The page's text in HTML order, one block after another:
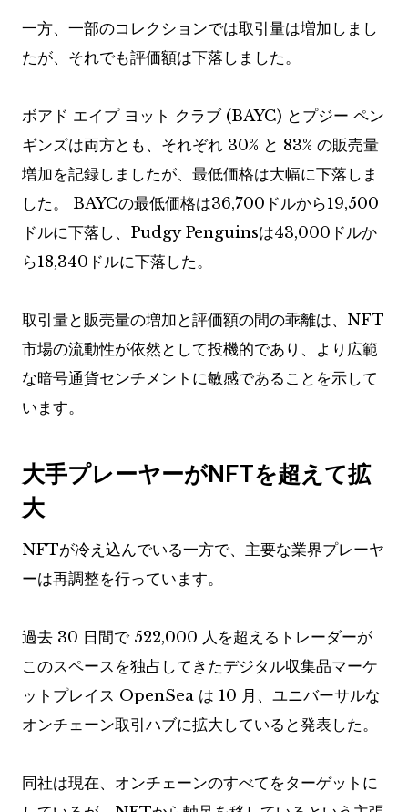
一方、一部のコレクションでは取引量は増加しまし
たが、それでも評価額は下落しました。
ボアド エイプ ヨット クラブ (BAYC) とプジー ペン
ギンズは両方とも、それぞれ 30% と 83% の販売量
増加を記録しましたが、最低価格は大幅に下落しま
した。 BAYCの最低価格は36,700ドルから19,500
ドルに下落し、Pudgy Penguinsは43,000ドルか
ら18,340ドルに下落した。
取引量と販売量の増加と評価額の間の乖離は、NFT
市場の流動性が依然として投機的であり、より広範
な暗号通貨センチメントに敏感であることを示して
います。
大手プレーヤーがNFTを超えて拡
大
NFTが冷え込んでいる一方で、主要な業界プレーヤ
ーは再調整を行っています。
過去 30 日間で 522,000 人を超えるトレーダーが
このスペースを独占してきたデジタル収集品マーケ
ットプレイス OpenSea は 10 月、ユニバーサルな
オンチェーン取引ハブに拡大していると発表した。
同社は現在、オンチェーンのすべてをターゲットに